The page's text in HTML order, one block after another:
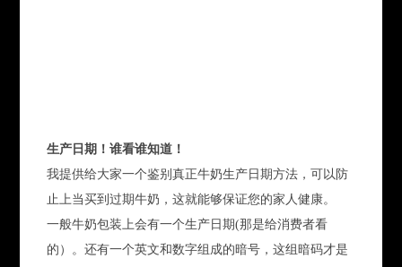
生产日期！谁看谁知道！
我提供给大家一个鉴别真正牛奶生产日期方法，可以防
止上当买到过期牛奶，这就能够保证您的家人健康。
一般牛奶包装上会有一个生产日期(那是给消费者看
的）。还有一个英文和数字组成的暗号，这组暗码才是